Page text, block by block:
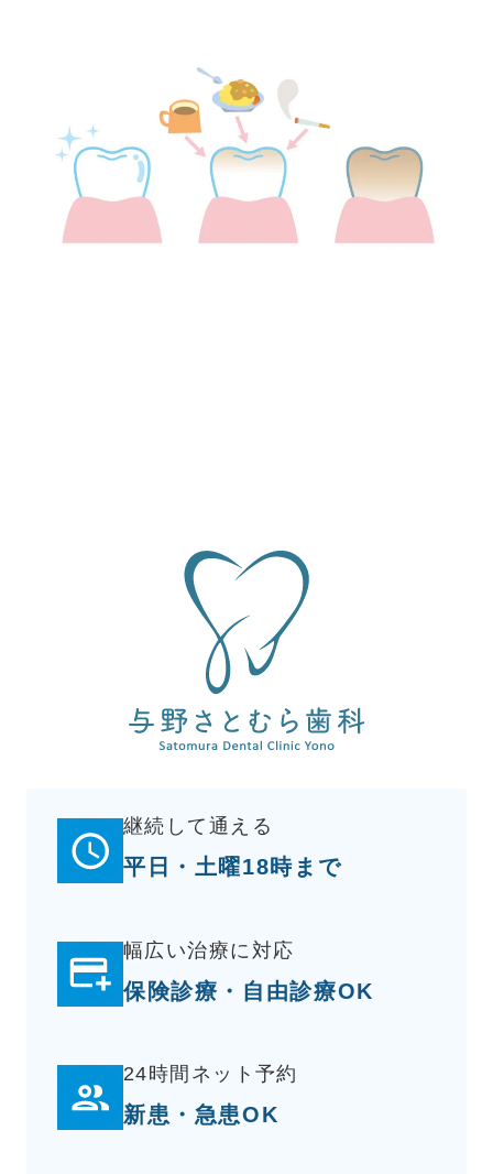
継続して通える
平日・土曜18時まで
幅広い治療に対応
保険診療・自由診療OK
24時間ネット予約
新患・急患OK